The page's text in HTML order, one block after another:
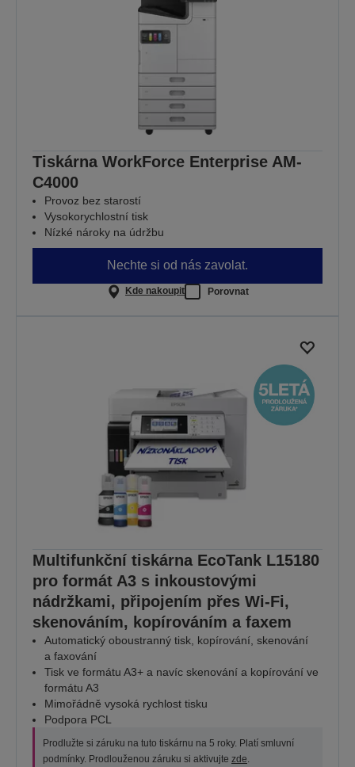
Tiskárna WorkForce Enterprise AM-
C4000
Provoz bez starostí
Vysokorychlostní tisk
Nízké nároky na údržbu
Nechte si od nás zavolat.
Kde nakoupit Porovnat
Multifunkční tiskárna EcoTank L15180
pro formát A3 s inkoustovými
nádržkami, připojením přes Wi-Fi,
skenováním, kopírováním a faxem
Automatický oboustranný tisk, kopírování, skenování
a faxování
Tisk ve formátu A3+ a navíc skenování a kopírování ve
formátu A3
Mimořádně vysoká rychlost tisku
Podpora PCL
Prodlužte si záruku na tuto tiskárnu na 5 roky. Platí smluvní
podmínky. Prodlouženou záruku si aktivujte zde.